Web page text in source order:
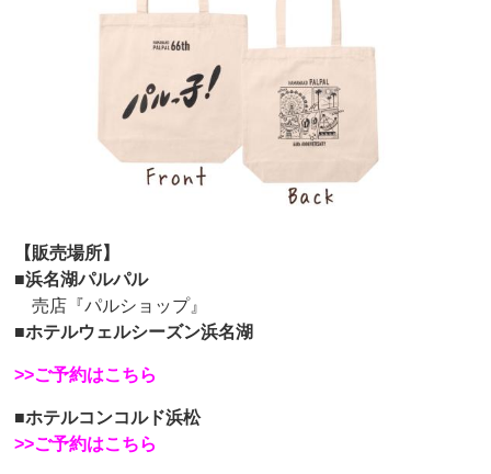
【販売場所】
■浜名湖パルパル
売店『パルショップ』
■ホテルウェルシーズン浜名湖
>>ご予約はこちら
■ホテルコンコルド浜松
>>ご予約はこちら